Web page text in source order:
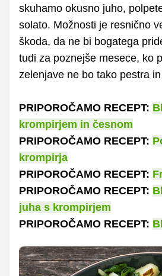
skuhamo okusno juho,
solato. Možnosti je resnično
škoda, da ne bi bogatega
tudi za poznejše mesece, ko
zelenjave ne bo tako pestra
PRIPOROČAMO RECEPT:
krompirjem in česnom
PRIPOROČAMO RECEPT:
krompirja
PRIPOROČAMO RECEPT:
PRIPOROČAMO RECEPT:
juha s krompirjem
PRIPOROČAMO RECEPT: